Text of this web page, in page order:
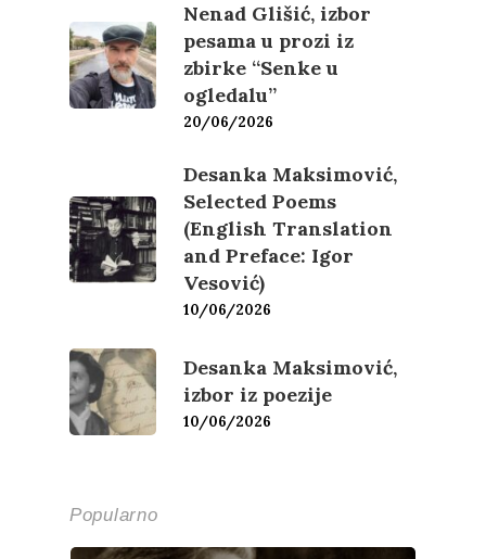
Nenad Glišić, izbor
pesama u prozi iz
zbirke “Senke u
ogledalu”
20/06/2026
Desanka Maksimović,
Selected Poems
(English Translation
and Preface: Igor
Vesović)
10/06/2026
Desanka Maksimović,
izbor iz poezije
10/06/2026
Popularno